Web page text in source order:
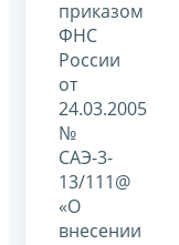
приказом
ФНС
России
от
24.03.2005
№
САЭ-3-
13/111@
«О
внесении